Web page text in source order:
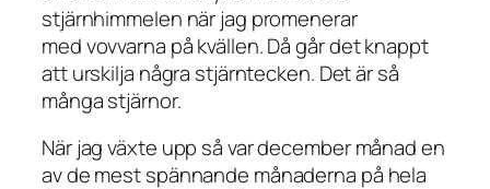
stjärnhimmelen när jag promenerar
med vovvarna på kvällen. Då går det knappt
att urskilja några stjärntecken. Det är så
många stjärnor.
När jag växte upp så var december månad en
av de mest spännande månaderna på hela